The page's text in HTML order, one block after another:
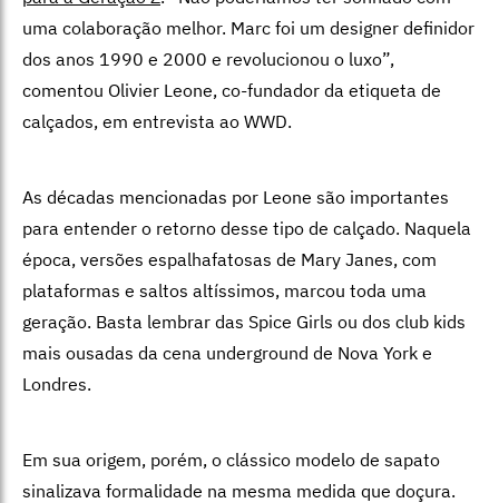
uma colaboração melhor. Marc foi um designer definidor
dos anos 1990 e 2000 e revolucionou o luxo”,
comentou Olivier Leone, co-fundador da etiqueta de
calçados, em entrevista ao WWD.
As décadas mencionadas por Leone são importantes
para entender o retorno desse tipo de calçado. Naquela
época, versões espalhafatosas de Mary Janes, com
plataformas e saltos altíssimos, marcou toda uma
geração. Basta lembrar das Spice Girls ou dos club kids
mais ousadas da cena underground de Nova York e
Londres.
Em sua origem, porém, o clássico modelo de sapato
sinalizava formalidade na mesma medida que doçura.